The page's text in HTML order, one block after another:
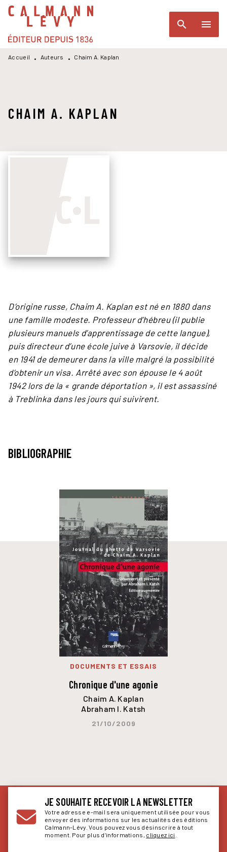
MENU RECHERCHE
PIED DE PAGE
search menu
Accueil • Auteurs • Chaim A. Kaplan
CHAIM A. KAPLAN
D’origine russe, Chaim A. Kaplan est né en 1880 dans
une famille modeste. Professeur d’hébreu (il publie
plusieurs manuels d’apprentissage de cette langue),
puis directeur d’une école juive à Varsovie, il décide
en 1941 de demeurer dans la ville malgré la possibilité
d’obtenir un visa. Arrêté avec son épouse le 4 août
1942 lors de la « grande déportation », il est assassiné
à Treblinka dans les jours qui suivirent.
BIBLIOGRAPHIE
DOCUMENTS ET ESSAIS
Chronique d'une agonie
Chaim A. Kaplan
Abraham I. Katsh
21/10/2009
JE SOUHAITE RECEVOIR LA NEWSLETTER
Votre adresse e-mail sera uniquement utilisée pour vous
envoyer des informations sur les actualités des éditions
Calmann-Lévy. Vous pouvez vous désinscrire à tout
moment. Pour plus d’informations, cliquez ici